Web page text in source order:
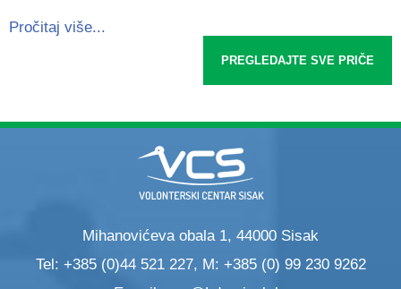
Pročitaj više...
PREGLEDAJTE SVE PRIČE
Mihanovićeva obala 1, 44000 Sisak
Tel: +385 (0)44 521 227, M: +385 (0) 99 230 9262